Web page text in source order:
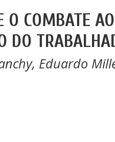
COMBATE
DO
Eduardo